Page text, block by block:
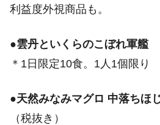
利益度外視商品も。
●雲丹といくらのこぼれ軍艦
＊1日限定10食。1人1個限り
●天然みなみマグロ 中落ちほ
（税抜き）